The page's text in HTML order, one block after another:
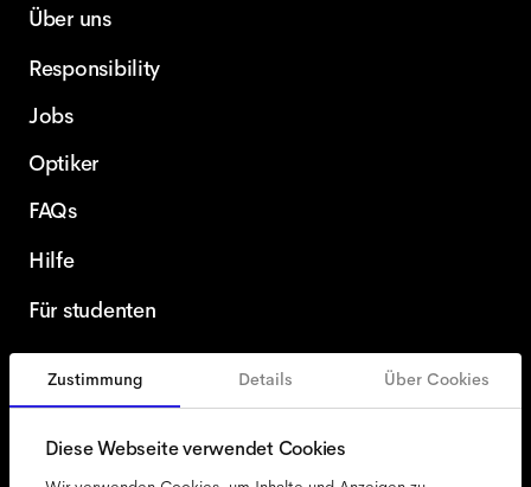
Zustimmung Details Über Cookies
Diese Webseite verwendet Cookies
Über uns
Responsibility
Jobs
Optiker
FAQs
Hilfe
Für studenten
Deutschland German